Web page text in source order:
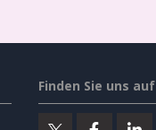
Finden Sie uns auf